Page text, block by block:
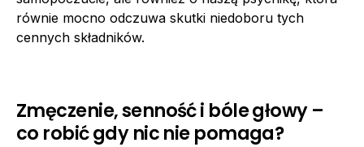
równie mocno odczuwa skutki niedoboru tych
cennych składników.
Zmęczenie, senność i bóle głowy –
co robić gdy nic nie pomaga?